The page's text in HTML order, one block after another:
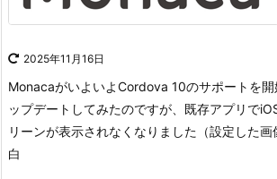
2025年11月16日
MonacaがいよいよCordova 10のサポートを開
ップデートしてみたのですが、既存アプリで
リーンが表示されなくなりました（設定した
白